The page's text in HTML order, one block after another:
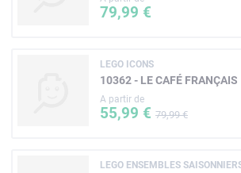
79,99 €
LEGO ICONS
10362 - LE CAFÉ FRANÇAIS
A partir de
55,99 € 79,99 €
LEGO ENSEMBLES